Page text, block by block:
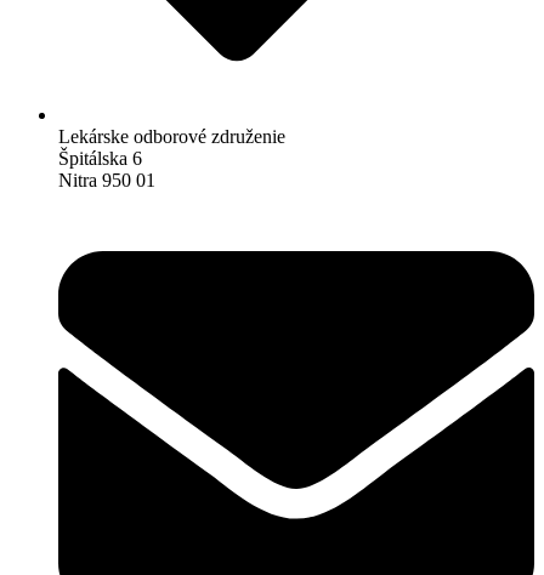
Lekárske odborové združenie
Špitálska 6
Nitra 950 01